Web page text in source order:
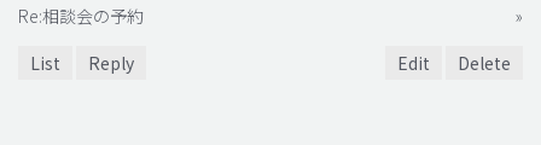
Re:相談会の予約
»
List
Reply Edit Delete